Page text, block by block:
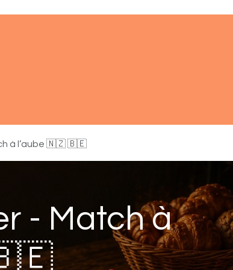
à l’aube 🇳🇿 🇧🇪
- Match à